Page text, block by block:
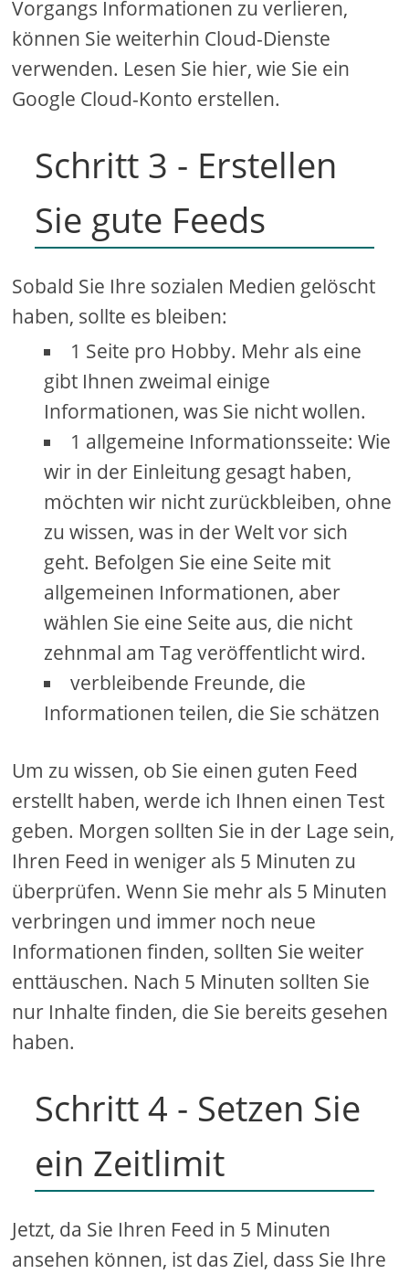
Vorgangs Informationen zu verlieren,
können Sie weiterhin Cloud-Dienste
verwenden. Lesen Sie hier, wie Sie ein
Google Cloud-Konto erstellen.
Schritt 3 - Erstellen
Sie gute Feeds
Sobald Sie Ihre sozialen Medien gelöscht
haben, sollte es bleiben:
1 Seite pro Hobby. Mehr als eine
gibt Ihnen zweimal einige
Informationen, was Sie nicht wollen.
1 allgemeine Informationsseite: Wie
wir in der Einleitung gesagt haben,
möchten wir nicht zurückbleiben, ohne
zu wissen, was in der Welt vor sich
geht. Befolgen Sie eine Seite mit
allgemeinen Informationen, aber
wählen Sie eine Seite aus, die nicht
zehnmal am Tag veröffentlicht wird.
verbleibende Freunde, die
Informationen teilen, die Sie schätzen
Um zu wissen, ob Sie einen guten Feed
erstellt haben, werde ich Ihnen einen Test
geben. Morgen sollten Sie in der Lage sein,
Ihren Feed in weniger als 5 Minuten zu
überprüfen. Wenn Sie mehr als 5 Minuten
verbringen und immer noch neue
Informationen finden, sollten Sie weiter
enttäuschen. Nach 5 Minuten sollten Sie
nur Inhalte finden, die Sie bereits gesehen
haben.
Schritt 4 - Setzen Sie
ein Zeitlimit
Jetzt, da Sie Ihren Feed in 5 Minuten
ansehen können, ist das Ziel, dass Sie Ihre